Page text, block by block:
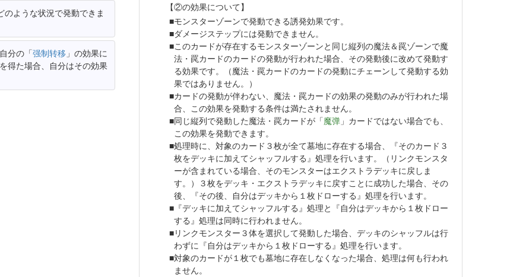
のような状況で発動できま
分の「强制转移 」の効果に
得た場合、自分はその効果
【②の効果について】
モンスターゾーンで発動できる誘発効果です。
ダメージステップには発動できません。
このカードが存在するモンスターゾーンと同じ縦列の魔法＆罠ゾーンで魔
法・罠カードのカードの発動が行われた場合、その発動後に改めて発動す
る効果です。（魔法・罠カードのカードの発動にチェーンして発動する効
果ではありません。）
カードの発動が伴わない、魔法・罠カードの効果の発動のみが行われた場
合、この効果を発動する条件は満たされません。
同じ縦列で発動した魔法・罠カードが「魔弹 」カードではない場合でも、
この効果を発動できます。
処理時に、対象のカード３枚が全て墓地に存在する場合、『そのカード３
枚をデッキに加えてシャッフルする』処理を行います。（リンクモンスタ
ーが含まれている場合、そのモンスターはエクストラデッキに戻しま
す。）３枚をデッキ・エクストラデッキに戻すことに成功した場合、その
後、『その後、自分はデッキから１枚ドローする』処理を行います。
『デッキに加えてシャッフルする』処理と『自分はデッキから１枚ドロー
する』処理は同時に行われません。
リンクモンスター３体を選択して発動した場合、デッキのシャッフルは行
わずに『自分はデッキから１枚ドローする』処理を行います。
対象のカードが１枚でも墓地に存在しなくなった場合、処理は何も行われ
ません。